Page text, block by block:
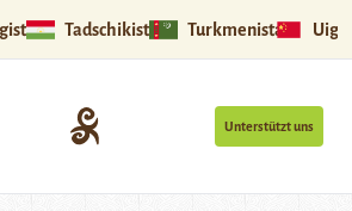
Tadschikistan Turkmenistan
Unterstützt uns